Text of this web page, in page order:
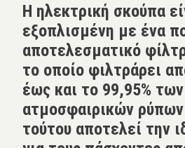
Η ηλεκτρική σκούπα
εξοπλισμένη με ένα
αποτελεσματικό
το οποίο φιλτράρει
έως και το 99,95% των
ατμοσφαιρικών
τούτου αποτελεί την